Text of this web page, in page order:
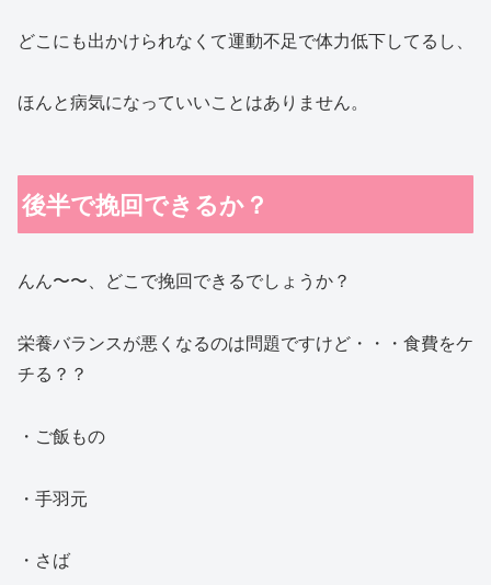
どこにも出かけられなくて運動不足で体力低下してるし、
ほんと病気になっていいことはありません。
後半で挽回できるか？
んん〜〜、どこで挽回できるでしょうか？
栄養バランスが悪くなるのは問題ですけど・・・食費をケ
チる？？
・ご飯もの
・手羽元
・さば